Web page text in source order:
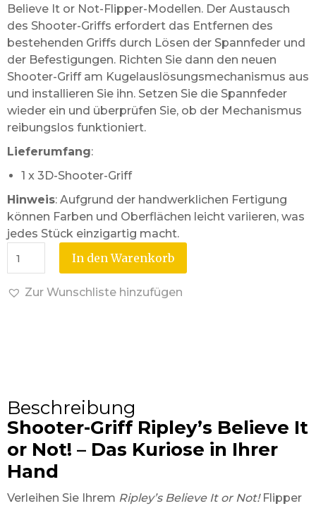
Believe It or Not-Flipper-Modellen. Der Austausch
des Shooter-Griffs erfordert das Entfernen des
bestehenden Griffs durch Lösen der Spannfeder und
der Befestigungen. Richten Sie dann den neuen
Shooter-Griff am Kugelauslösungsmechanismus aus
und installieren Sie ihn. Setzen Sie die Spannfeder
wieder ein und überprüfen Sie, ob der Mechanismus
reibungslos funktioniert.
Lieferumfang:
1 x 3D-Shooter-Griff
Hinweis: Aufgrund der handwerklichen Fertigung
können Farben und Oberflächen leicht variieren, was
jedes Stück einzigartig macht.
In den Warenkorb
Zur Wunschliste hinzufügen
Beschreibung
Shooter-Griff Ripley’s Believe It
or Not! – Das Kuriose in Ihrer
Hand
Verleihen Sie Ihrem Ripley’s Believe It or Not!Flipper